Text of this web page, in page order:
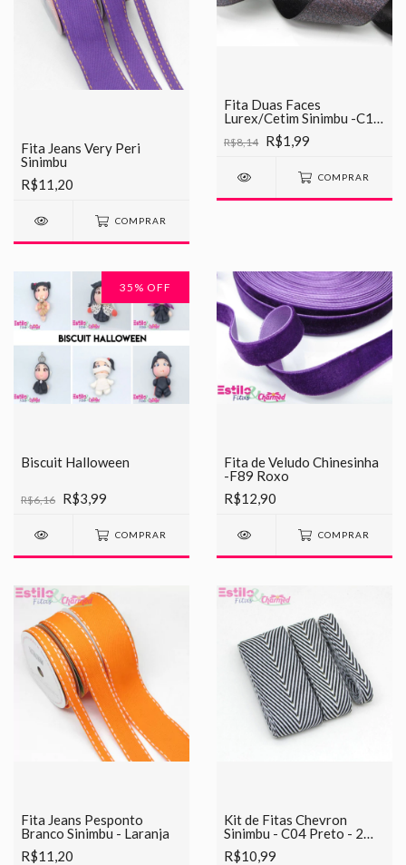
Fita Jeans Very Peri
Sinimbu
R$11,20
COMPRAR
Fita Duas Faces
Lurex/Cetim Sinimbu -C12
Preto c/Prata
R$8,14 R$1,99
COMPRAR
35 % OFF
Biscuit Halloween
R$6,16 R$3,99
COMPRAR
Fita de Veludo Chinesinha
-F89 Roxo
R$12,90
COMPRAR
Fita Jeans Pesponto
Branco Sinimbu - Laranja
R$11,20
Kit de Fitas Chevron
Sinimbu - C04 Preto - 2
METROS DE CADA
R$10,99